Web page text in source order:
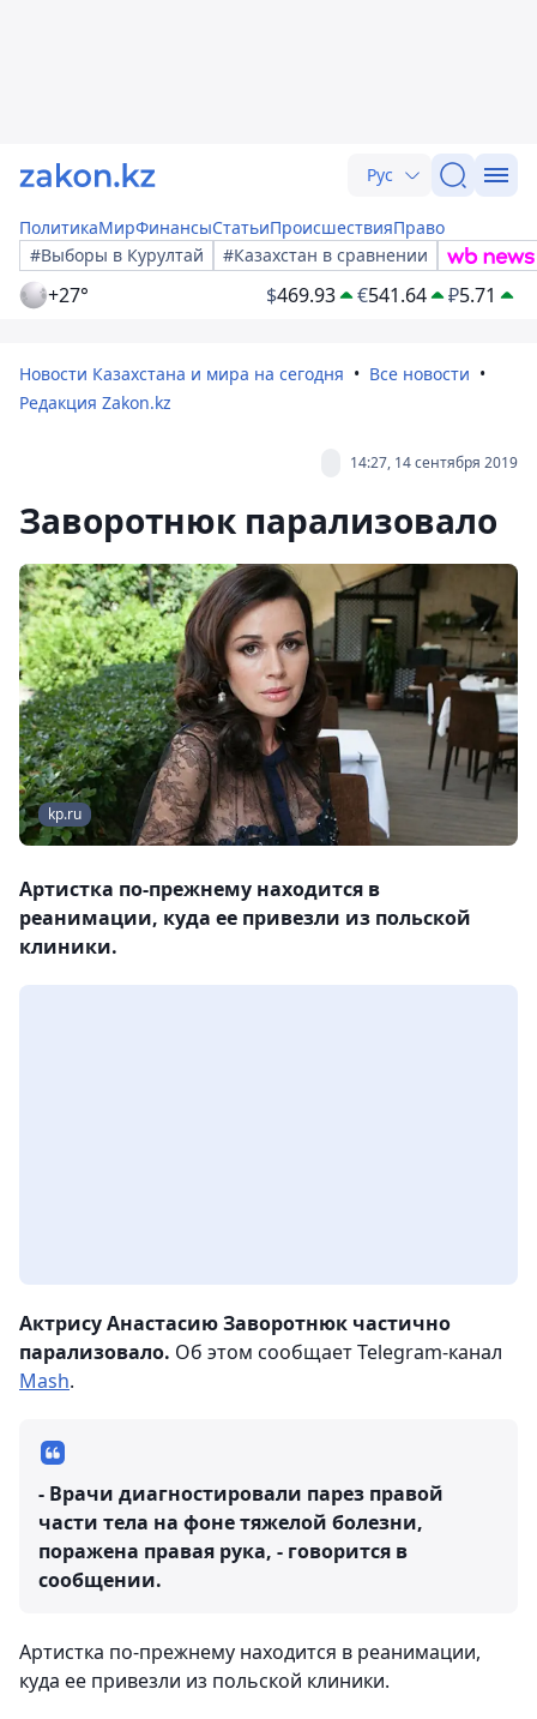
Рус
ПолитикаМирФинансыСтатьиПроисшествияПраво
#Выборы в Курултай
#Казахстан в сравнении
+27° $469.93 €541.64 ₽5.71
Новости Казахстана и мира на сегодня
Все новости
Редакция Zakon.kz
14:27, 14 сентября 2019
Заворотнюк парализовало
kp.ru
Артистка по-прежнему находится в
реанимации, куда ее привезли из польской
клиники.
Актрису Анастасию Заворотнюк частично
парализовало. Об этом сообщает Telegram-канал
Mash.
- Врачи диагностировали парез правой
части тела на фоне тяжелой болезни,
поражена правая рука, - говорится в
сообщении.
Артистка по-прежнему находится в реанимации,
куда ее привезли из польской клиники.